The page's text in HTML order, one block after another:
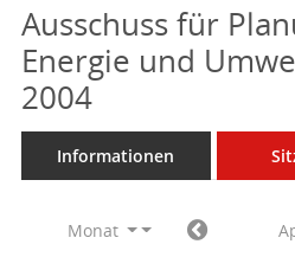
Ausschuss für
Energie und
2004
Informationen
Monat